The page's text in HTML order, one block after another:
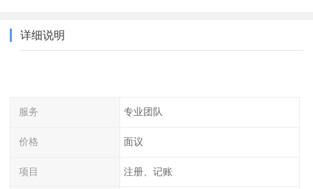
详细说明
服务 专业团队
价格 面议
项目 注册、记账